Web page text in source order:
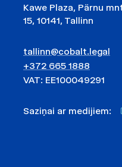
Kawe Plaza, Pärnu
15, 10141, Tallinn
tallinn@cobalt.legal
+372 665 1888
VAT: EE100049291
Saziņai ar medijiem: